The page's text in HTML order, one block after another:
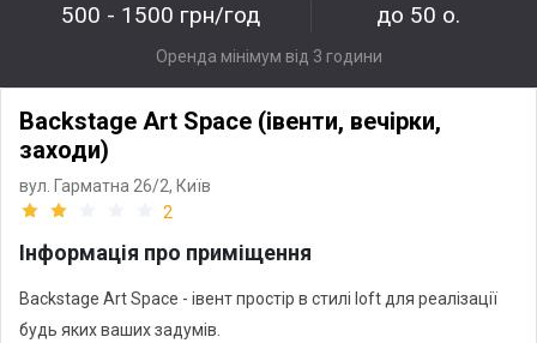
500 - 1500 грн/год до 50 о.
Оренда мінімум від 3 години
Backstage Art Space (івенти, вечірки,
заходи)
вул. Гарматна 26/2, Київ
2
Інформація про приміщення
Backstage Art Space - івент простір в стилі loft для реалізації
будь яких ваших задумів.